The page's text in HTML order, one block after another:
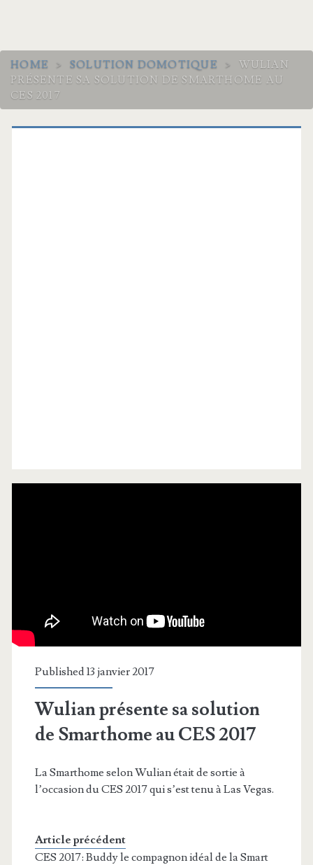
HOME > SOLUTION DOMOTIQUE >
WULIAN
PRÉSENTE SA SOLUTION DE SMARTHOME AU
CES 2017
Published 13 janvier 2017
Wulian présente sa solution
de Smarthome au CES 2017
La Smarthome selon Wulian était de sortie à
l’occasion du CES 2017 qui s’est tenu à Las Vegas.
Article précédent
CES 2017: Buddy le compagnon idéal de la Smart